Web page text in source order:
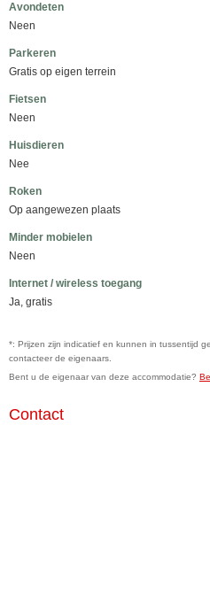
Avondeten
Neen
Parkeren
Gratis op eigen terrein
Fietsen
Neen
Huisdieren
Nee
Roken
Op aangewezen plaats
Minder mobielen
Neen
Internet / wireless toegang
Ja, gratis
*: Prijzen zijn indicatief en kunnen in tussentijd
contacteer de eigenaars.
Bent u de eigenaar van deze accommodatie?
Contact